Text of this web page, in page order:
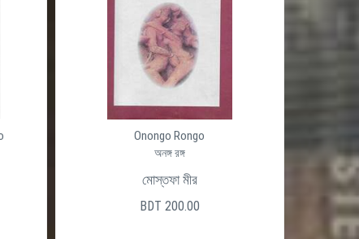
Onongo Rongo
অনঙ্গ রঙ্গ
মোস্তফা মীর
BDT 200.00